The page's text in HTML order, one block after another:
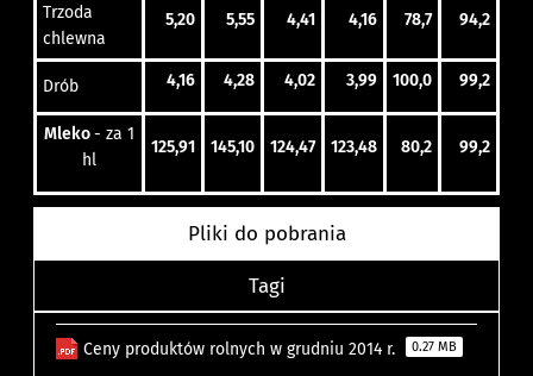
Trzoda
chlewna
5,20 5,55 4,41 4,16 78,7 94,2
Drób 4,16 4,28 4,02 3,99 100,0 99,2
Mleko- za 1
hl
125,91 145,10 124,47 123,48 80,2 99,2
Pliki do pobrania
Tagi
Ceny produktów rolnych w grudniu 2014 r. 0.27 MB